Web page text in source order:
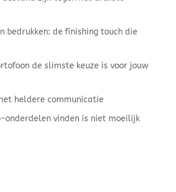
bedrukken: de finishing touch die
de slimste keuze is voor jouw
heldere communicatie
onderdelen vinden is niet moeilijk